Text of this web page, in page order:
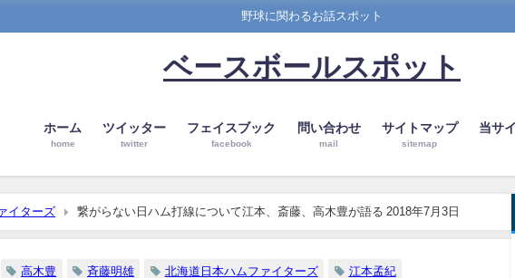
野球に関わるお話スポット
ベースボールスポット
ホーム
home
ツイッター
twitter
フェイスブック
facebook
問い合わせ
mail
サイトマップ
sitemap
当サ
イターズ 繋がらない日ハム打線について江本、斎藤、高木豊が語る 2018年7月3日
高木豊 斉藤明雄 北海道日本ハムファイターズ 江本孟紀